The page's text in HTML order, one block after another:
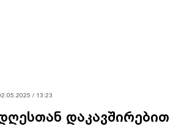
/ 13:23
დაკავშირებით